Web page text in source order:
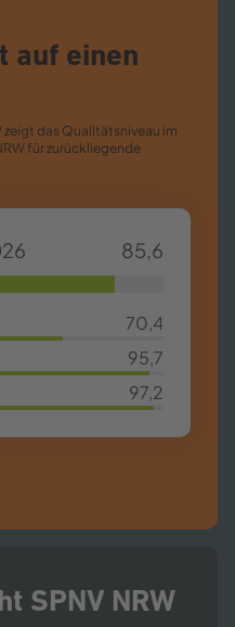
auf einen
das Qualitätsniveau im
für zurückliegende
85,6
70,4
95,7
97,2
SPNV NRW